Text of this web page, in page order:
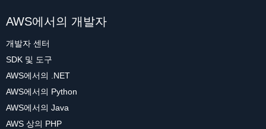
AWS에서의 개발자
개발자 센터
SDK 및 도구
AWS에서의 .NET
AWS에서의 Python
AWS에서의 Java
AWS 상의 PHP